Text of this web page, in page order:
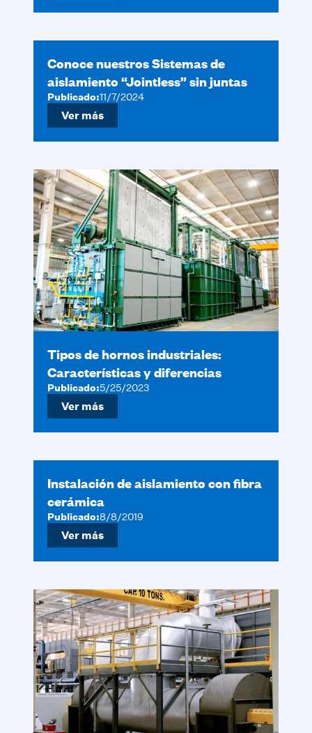
Conoce nuestros Sistemas de
aislamiento “Jointless” sin juntas
Publicado:11/7/2024
Ver más
Tipos de hornos industriales:
Características y diferencias
Publicado:5/25/2023
Ver más
Instalación de aislamiento con fibra
cerámica
Publicado:8/8/2019
Ver más